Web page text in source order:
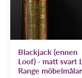
Blackjack (ennen
Loof) - matt svart
Range